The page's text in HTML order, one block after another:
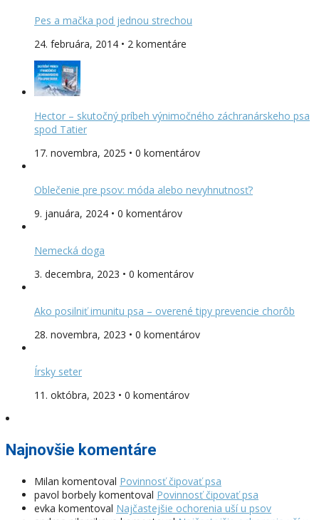
Pes a mačka pod jednou strechou
24. februára, 2014 • 2 komentáre
Hector – skutočný príbeh výnimočného záchranárskeho psa
spod Tatier
17. novembra, 2025 • 0 komentárov
Oblečenie pre psov: móda alebo nevyhnutnosť?
9. januára, 2024 • 0 komentárov
Nemecká doga
3. decembra, 2023 • 0 komentárov
Ako posilniť imunitu psa – overené tipy prevencie chorôb
28. novembra, 2023 • 0 komentárov
Írsky seter
11. októbra, 2023 • 0 komentárov
Najnovšie komentáre
Milan komentoval Povinnosť čipovať psa
pavol borbely komentoval Povinnosť čipovať psa
evka komentoval Najčastejšie ochorenia uší u psov